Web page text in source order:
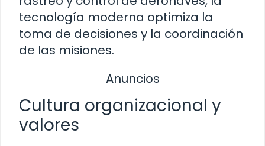
tecnología moderna optimiza la
toma de decisiones y la coordinación
de las misiones.
Anuncios
Cultura organizacional y
valores